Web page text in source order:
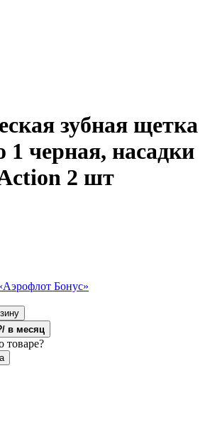
зубная щетка
1 черная, насадки
2 шт
Бонус»
в месяц
товаре?